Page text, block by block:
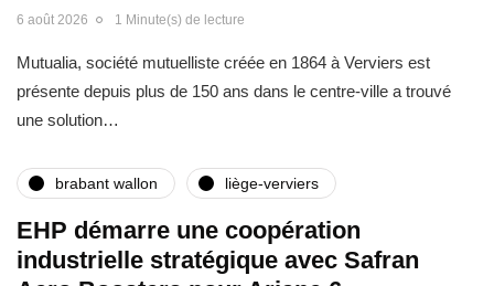
6 août 2026 1 Minute(s) de lecture
Mutualia, société mutuelliste créée en 1864 à Verviers est
présente depuis plus de 150 ans dans le centre-ville a trouvé
une solution…
brabant wallon liège-verviers
EHP démarre une coopération
industrielle stratégique avec Safran